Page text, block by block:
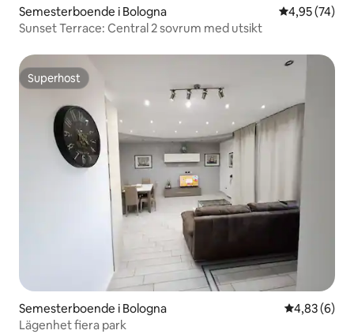
Semesterboende i Bologna 4,95 av 5 i
4,95 (74)
Sunset Terrace: Central 2 sovrum med utsikt
Superhost
Superhost
Semesterboende i Bologna 4,83 av 5 i
4,83 (6)
Lägenhet fiera park